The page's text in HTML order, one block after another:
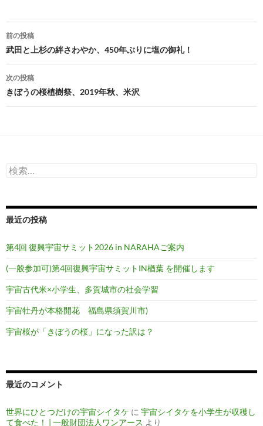
投
稿
ナ
ビ
ゲ
ー
ョ
前の投稿
武田と上杉の絆さわやか、450年ぶりに塩の御礼！
次の投稿
きぼうの桜植樹祭、2019年秋、米沢
検
索:
最近の投稿
第4回 復興宇宙サミット2026 in NARAHAご案内
(一般参加可)第4回復興宇宙サミットIN楢葉 を開催します
宇宙古代米×小学生、多賀城市の社会学習
宇宙牡丹が本格開花 福島県須賀川市)
宇宙桜が「きぼうの桜」になった訳は？
最近のコメント
世界にひとつだけの宇宙シイタケ に 宇宙シイタケを小学生が収穫し
て食べた！ | 一般財団法人ワンアース より